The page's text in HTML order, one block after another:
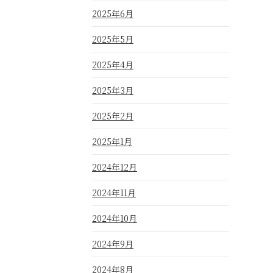
2025年6月
2025年5月
2025年4月
2025年3月
2025年2月
2025年1月
2024年12月
2024年11月
2024年10月
2024年9月
2024年8月